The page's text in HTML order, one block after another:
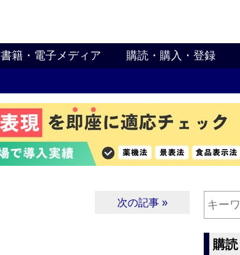
書籍・電子メディア 購読・購入・登録
次の記事 »
購